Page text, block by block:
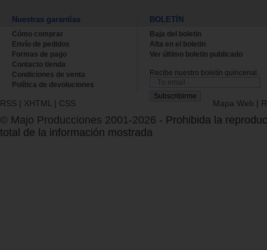
Nuestras garantías
Cómo comprar
Envío de pedidos
Formas de pago
Contacto tienda
Condiciones de venta
Política de devoluciones
BOLETÍN
Baja del boletin
Alta en el boletin
Ver último boletin publicado
Recibe nuestro boletín quincenal.
RSS | XHTML | CSS Mapa Web |
© Majo Producciones 2001-2026 - Prohibida la
total de la información mostrada